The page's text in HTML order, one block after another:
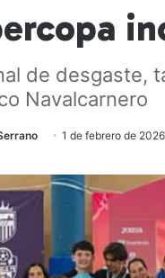
de desgaste,
Navalcarnero
1 de febrero de 2026